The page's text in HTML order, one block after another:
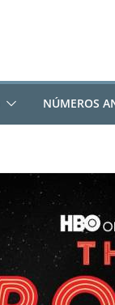
NÚMEROS